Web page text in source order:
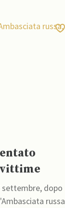
russa, 6 vittime
settembre, dopo
russa